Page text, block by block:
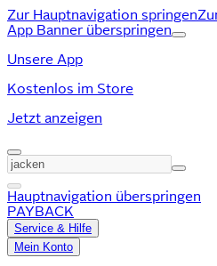
Zur Hauptnavigation springen
App Banner überspringen
Unsere App
Kostenlos im Store
Jetzt anzeigen
Hauptnavigation überspringen
PAYBACK
Service & Hilfe
Mein Konto